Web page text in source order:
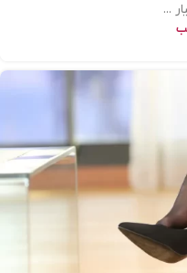
...